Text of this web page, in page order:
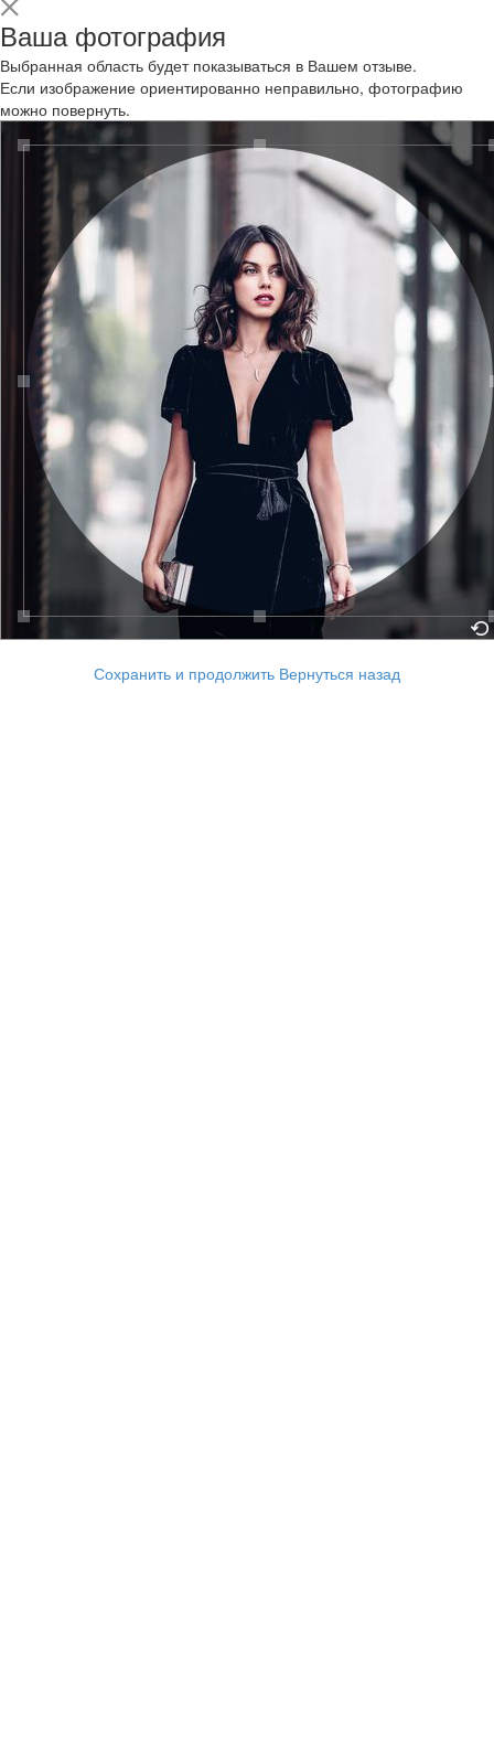
Ваша фотография
Выбранная область будет показываться в Вашем отзыве.
Если изображение ориентированно неправильно, фотографию
можно повернуть.
Сохранить и продолжить Вернуться назад